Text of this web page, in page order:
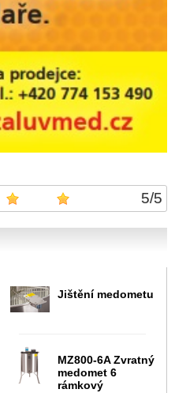
5/5
Jištění medometu
MZ800-6A Zvratný
medomet 6
rámkový